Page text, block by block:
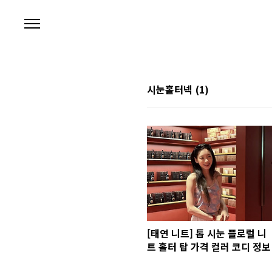
시눈홀터넥 (1)
[태연 니트] 톱 시눈 플로럴 니
트 홀터 탑 가격 컬러 코디 정보